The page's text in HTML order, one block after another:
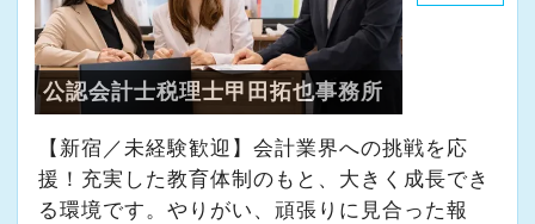
＜まずはカジュアル面談へ＞
・事前に気軽な面談を実施
・仕事内容やキャリアを相談可
・ざっくばらんに質問OK
・納得後に選考へ進めます
・入社時期は柔軟に対応
公認会計士税理士甲田拓也事務所
【新宿／未経験歓迎】会計業界への挑戦を応
援！充実した教育体制のもと、大きく成長でき
る環境です。やりがい、頑張りに見合った報